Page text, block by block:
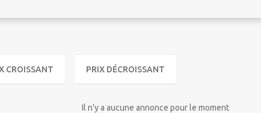
CROISSANT PRIX DÉCROISSANT
Il n'y a aucune annonce pour le moment